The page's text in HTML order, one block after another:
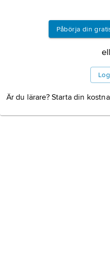
Information om
Påbörja din
Är du lärare? Starta din